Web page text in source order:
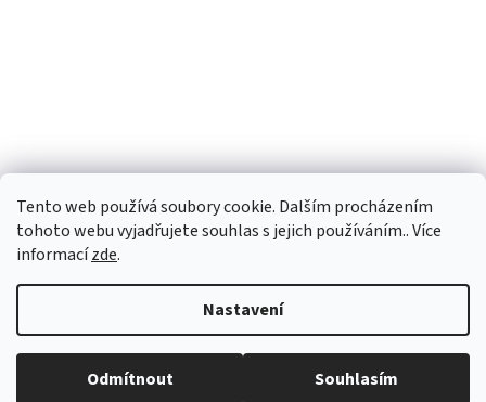
Tento web používá soubory cookie. Dalším procházením
tohoto webu vyjadřujete souhlas s jejich používáním.. Více
informacízde.
Nastavení
Odmítnout Souhlasím
Facebook
Copyright 2026Palubky-nabytek.cz. Všechna práva vyhrazena.
Upravit nastavení cookies